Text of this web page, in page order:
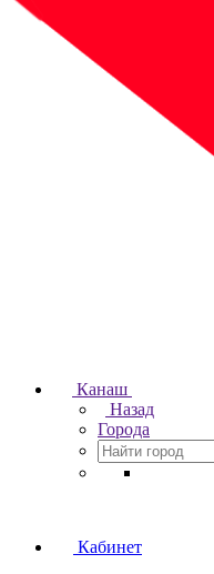
Канаш
Назад
Города
Кабинет